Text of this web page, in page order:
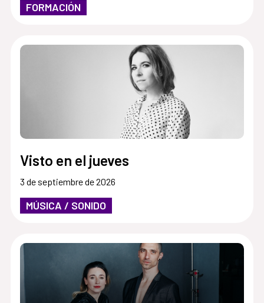
FORMACIÓN
Visto en el jueves
3 de septiembre de 2026
MÚSICA / SONIDO